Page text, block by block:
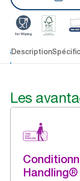
Description
Les
Handling®